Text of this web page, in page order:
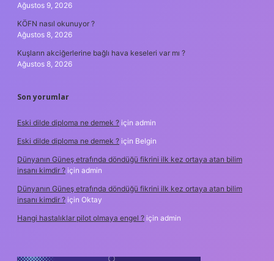
Ağustos 9, 2026
KÖFN nasıl okunuyor ?
Ağustos 8, 2026
Kuşların akciğerlerine bağlı hava keseleri var mı ?
Ağustos 8, 2026
Son yorumlar
Eski dilde diploma ne demek ? için admin
Eski dilde diploma ne demek ? için Belgin
Dünyanın Güneş etrafında döndüğü fikrini ilk kez ortaya atan bilim
insanı kimdir ? için admin
Dünyanın Güneş etrafında döndüğü fikrini ilk kez ortaya atan bilim
insanı kimdir ? için Oktay
Hangi hastalıklar pilot olmaya engel ? için admin